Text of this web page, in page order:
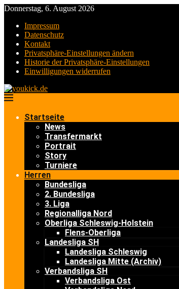
Donnerstag, 6. August 2026
Impressum
Datenschutz
Kontakt
Privatsphäre-Einstellungen ändern
Historie der Privatsphäre-Einstellungen
Einwilligungen widerrufen
Startseite
News
Transfermarkt
Portrait
Story
Turniere
Herren
Bundesliga
2. Bundesliga
3. Liga
Regionalliga Nord
Oberliga Schleswig-Holstein
Flens-Oberliga
Landesliga SH
Landesliga Schleswig
Landesliga Mitte (Archiv)
Verbandsliga SH
Verbandsliga Ost